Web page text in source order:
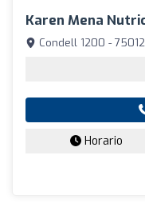
Karen Mena
Condell 1200 -
Horario